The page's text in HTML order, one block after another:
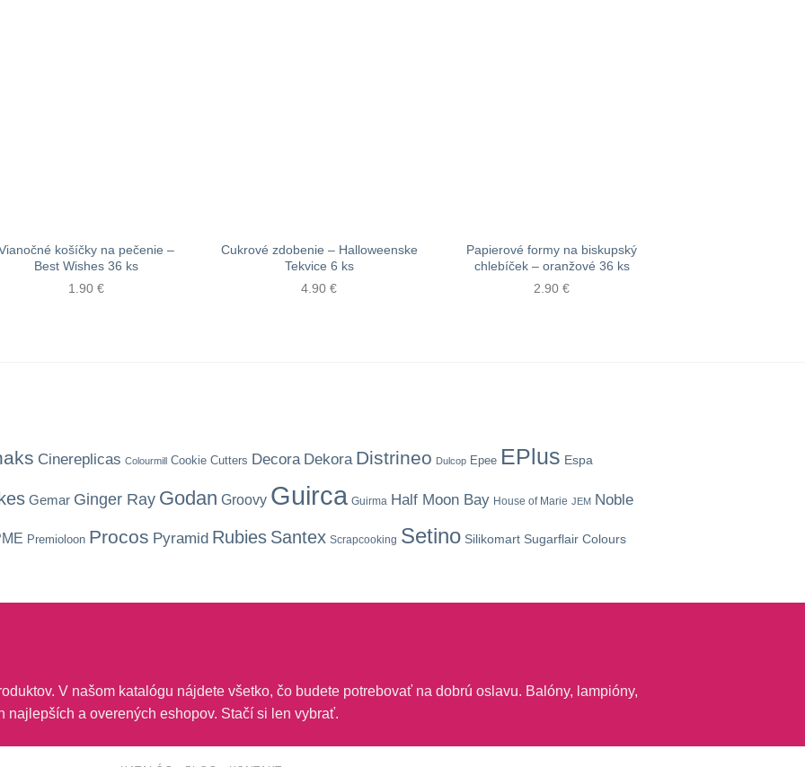
košíčky na pečenie –
Best Wishes 36 ks
1.90€
Cukrové zdobenie – Halloweenske
Tekvice 6 ks
4.90€
Papierové formy na biskupský
chlebíček – oranžové 36 ks
2.90€
Cinereplicas Colourmill Cookie Cutters Decora Dekora Distrineo Dulcop Epee EPlus Espa
Gemar Ginger Ray Godan Groovy Guirca Guirma Half Moon Bay House of Marie JEM Noble
Premioloon Procos Pyramid Rubies Santex Scrapcooking Setino Silikomart Sugarflair Colours
V našom katalógu nájdete všetko, čo budete potrebovať na dobrú oslavu. Balóny, lampióny,
najlepších a overených eshopov. Stačí si len vybrať.